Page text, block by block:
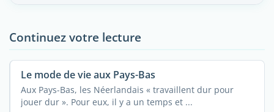
Continuez votre lecture
Le mode de vie aux Pays-Bas
Aux Pays-Bas, les Néerlandais « travaillent dur pour
jouer dur ». Pour eux, il y a un temps et ...